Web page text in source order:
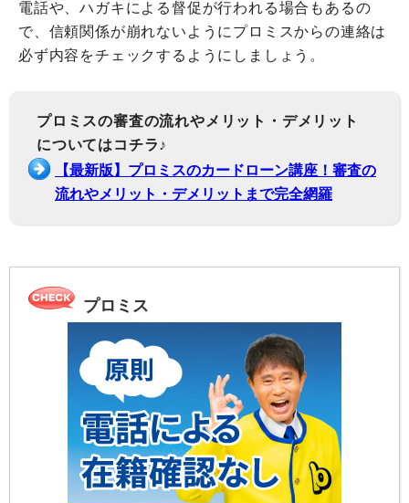
電話や、ハガキによる督促が行われる場合もあるの
で、信頼関係が崩れないようにプロミスからの連絡は
必ず内容をチェックするようにしましょう。
プロミスの審査の流れやメリット・デメリット
についてはコチラ♪
【最新版】プロミスのカードローン講座！審査の
流れやメリット・デメリットまで完全網羅
プロミス